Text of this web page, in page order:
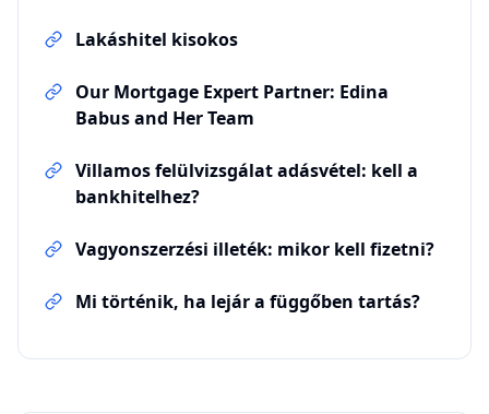
Lakáshitel kisokos
Our Mortgage Expert Partner: Edina
Babus and Her Team
Villamos felülvizsgálat adásvétel: kell a
bankhitelhez?
Vagyonszerzési illeték: mikor kell fizetni?
Mi történik, ha lejár a függőben tartás?